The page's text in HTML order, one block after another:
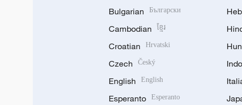
Bulgarian Български
Cambodian ខ្មែរ
Croatian Hrvatski
Czech Český
English English
Esperanto Esperanto